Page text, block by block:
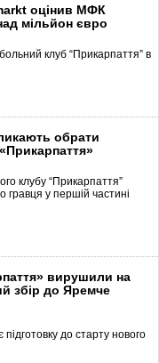
оцінив МФК
мільйон євро
клуб “Прикарпаття” в
обрати
клубу “Прикарпаття”
у першій частині
вирушили на
збір до Яремче
до старту нового